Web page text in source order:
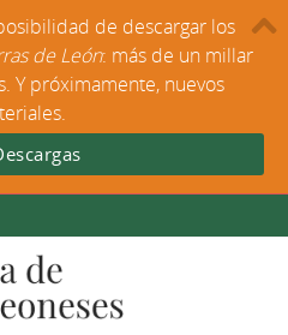
de descargar los
de León: más de un millar
Y próximamente, nuevos